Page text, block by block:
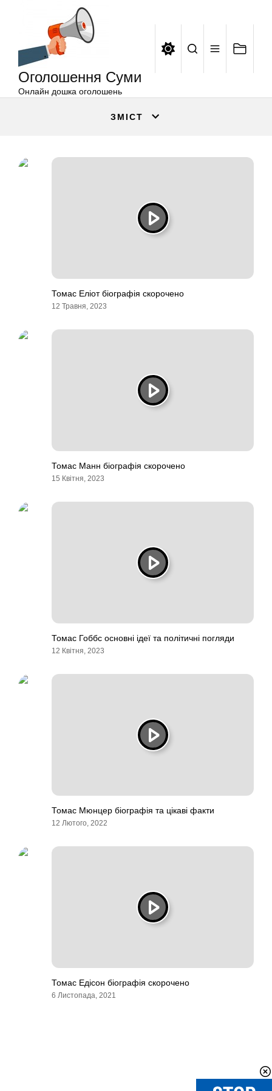
Оголошення Суми
Онлайн дошка оголошень
ЗМІСТ
Томас Еліот біографія скорочено
12 Травня, 2023
Томас Манн біографія скорочено
15 Квітня, 2023
Томас Гоббс основні ідеї та політичні погляди
12 Квітня, 2023
Томас Мюнцер біографія та цікаві факти
12 Лютого, 2022
Томас Едісон біографія скорочено
6 Листопада, 2021